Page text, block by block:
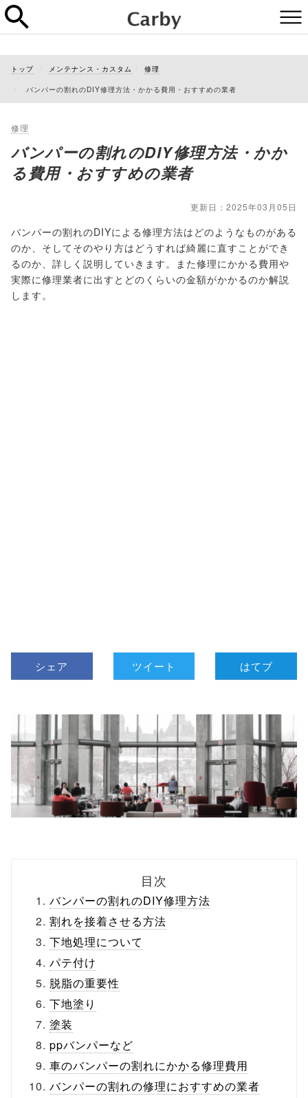
トップ メンテナンス・カスタム 修理
バンパーの割れのDIY修理方法・かかる費用・おすすめの業者
修理
バンパーの割れのDIY修理方法・かか
る費用・おすすめの業者
更新日：2025年03月05日
バンパーの割れのDIYによる修理方法はどのようなものがある
のか、そしてそのやり方はどうすれば綺麗に直すことができ
るのか、詳しく説明していきます。また修理にかかる費用や
実際に修理業者に出すとどのくらいの金額がかかるのか解説
します。
シェア ツイート はてブ
目次
バンパーの割れのDIY修理方法
割れを接着させる方法
下地処理について
パテ付け
脱脂の重要性
下地塗り
塗装
ppバンパーなど
車のバンパーの割れにかかる修理費用
バンパーの割れの修理におすすめの業者